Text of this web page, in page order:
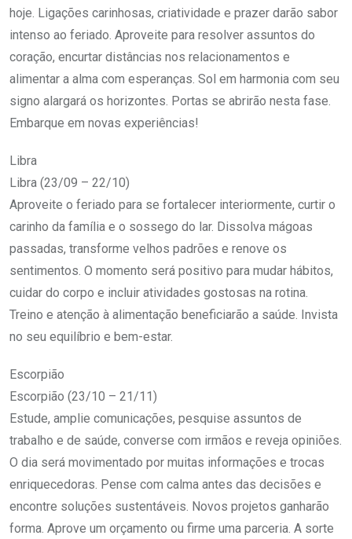
hoje. Ligações carinhosas, criatividade e prazer darão sabor
intenso ao feriado. Aproveite para resolver assuntos do
coração, encurtar distâncias nos relacionamentos e
alimentar a alma com esperanças. Sol em harmonia com seu
signo alargará os horizontes. Portas se abrirão nesta fase.
Embarque em novas experiências!
Libra
Libra (23/09 – 22/10)
Aproveite o feriado para se fortalecer interiormente, curtir o
carinho da família e o sossego do lar. Dissolva mágoas
passadas, transforme velhos padrões e renove os
sentimentos. O momento será positivo para mudar hábitos,
cuidar do corpo e incluir atividades gostosas na rotina.
Treino e atenção à alimentação beneficiarão a saúde. Invista
no seu equilíbrio e bem-estar.
Escorpião
Escorpião (23/10 – 21/11)
Estude, amplie comunicações, pesquise assuntos de
trabalho e de saúde, converse com irmãos e reveja opiniões.
O dia será movimentado por muitas informações e trocas
enriquecedoras. Pense com calma antes das decisões e
encontre soluções sustentáveis. Novos projetos ganharão
forma. Aprove um orçamento ou firme uma parceria. A sorte